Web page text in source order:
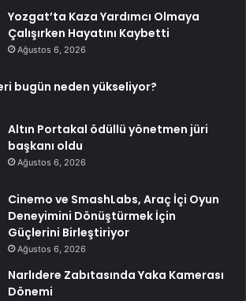
Yozgat’ta Kaza Yardımcı Olmaya
Çalışırken Hayatını Kaybetti
Ağustos 6, 2026
bugün neden yükseliyor?
Altın Portakal ödüllü yönetmen jüri
başkanı oldu
Ağustos 6, 2026
Cinemo ve SmashLabs, Araç İçi Oyun
Deneyimini Dönüştürmek İçin
Güçlerini Birleştiriyor
Ağustos 6, 2026
Narlıdere Zabıtasında Yaka Kamerası
Dönemi